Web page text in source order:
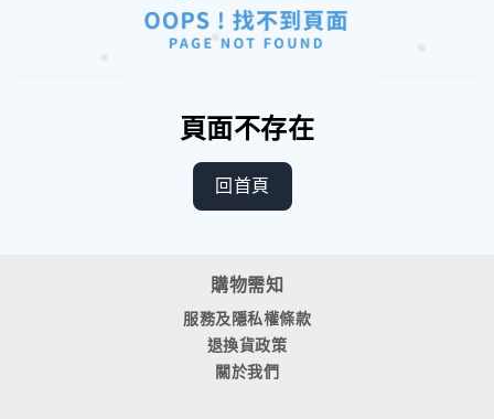
頁面不存在
回首頁
購物需知
服務及隱私權條款
退換貨政策
關於我們